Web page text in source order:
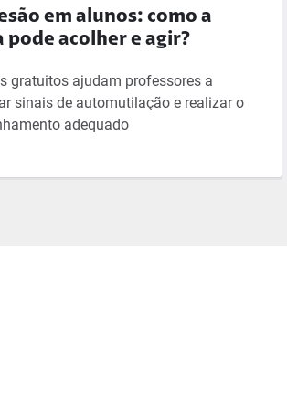
em alunos: como a
pode acolher e agir?
gratuitos ajudam professores a
sinais de automutilação e realizar o
adequado